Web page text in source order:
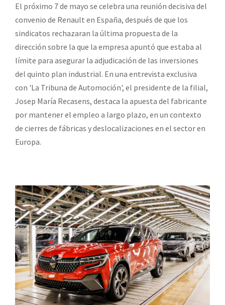
El próximo 7 de mayo se celebra una reunión decisiva del
convenio de Renault en España, después de que los
sindicatos rechazaran la última propuesta de la
dirección sobre la que la empresa apuntó que estaba al
límite para asegurar la adjudicación de las inversiones
del quinto plan industrial. En una entrevista exclusiva
con 'La Tribuna de Automoción', el presidente de la filial,
Josep María Recasens, destaca la apuesta del fabricante
por mantener el empleo a largo plazo, en un contexto
de cierres de fábricas y deslocalizaciones en el sector en
Europa.